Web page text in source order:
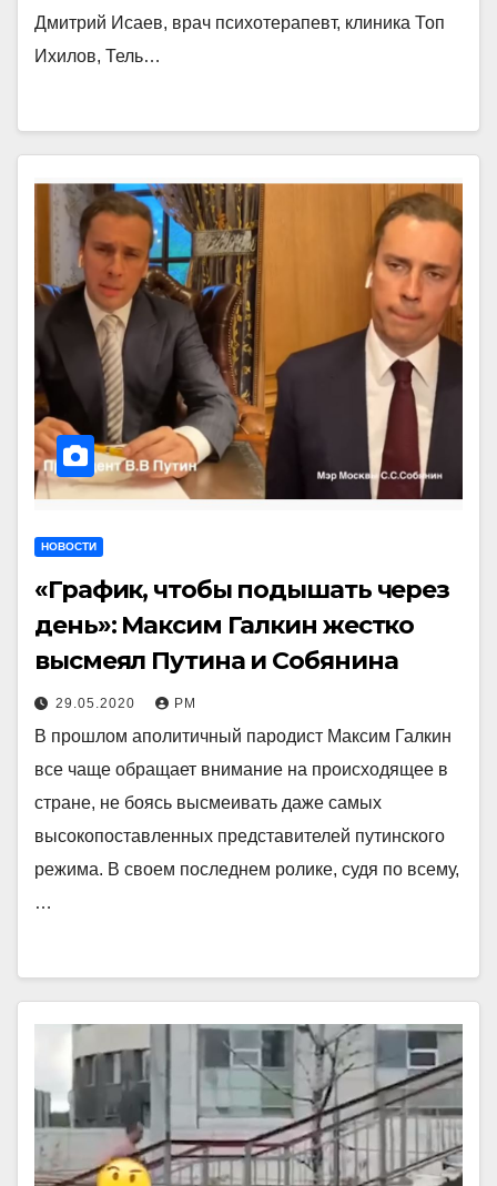
Дмитрий Исаев, врач психотерапевт, клиника Топ
Ихилов, Тель…
НОВОСТИ
«График, чтобы подышать через
день»: Максим Галкин жестко
высмеял Путина и Собянина
29.05.2020 РМ
В прошлом аполитичный пародист Максим Галкин
все чаще обращает внимание на происходящее в
стране, не боясь высмеивать даже самых
высокопоставленных представителей путинского
режима. В своем последнем ролике, судя по всему,
…